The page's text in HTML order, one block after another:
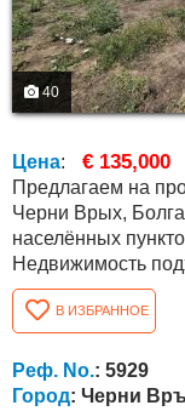
40
Цена: € 135,000
Предлагаем на
Черни Врых, Болгария — одном из
населённых
Недвижимость
проживания, так и
с быстрым доступом к городу.
130 кв.м, площадь
Планировка
прихожей,
В ИЗБРАННОЕ
Реф. No.: 5929
Город: Черни